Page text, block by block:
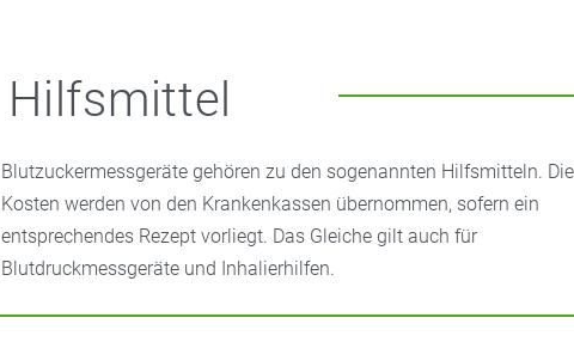
Hilfsmittel
Blutzuckermessgeräte gehören zu den sogenannten Hilfsmitteln. Die
Kosten werden von den Krankenkassen übernommen, sofern ein
entsprechendes Rezept vorliegt. Das Gleiche gilt auch für
Blutdruckmessgeräte und Inhalierhilfen.